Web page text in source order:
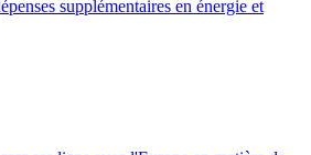
supplémentaires en énergie et